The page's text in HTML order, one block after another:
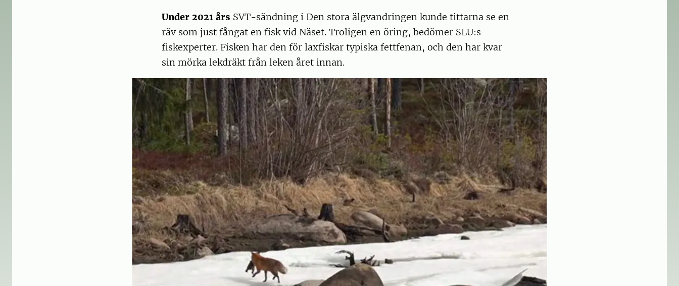
Under 2021 års SVT-sändning i Den stora älgvandringen kunde tittarna se en
räv som just fångat en fisk vid Näset. Troligen en öring, bedömer SLU:s
fiskexperter. Fisken har den för laxfiskar typiska fettfenan, och den har kvar
sin mörka lekdräkt från leken året innan.